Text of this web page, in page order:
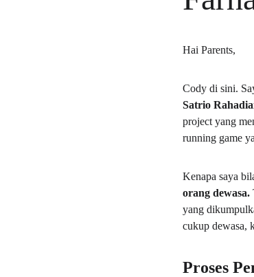
Hai Parents,
Cody di sini.
Satrio
project yang
running game
Kenapa saya
orang dewasa.
yang
cukup dewasa,
Proses